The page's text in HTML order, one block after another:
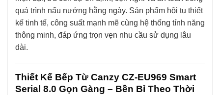
quá trình nấu nướng hằng ngày. Sản phẩm hội tụ thiết
kế tinh tế, công suất mạnh mẽ cùng hệ thống tính năng
thông minh, đáp ứng trọn vẹn nhu cầu sử dụng lâu
dài.
Thiết Kế Bếp Từ Canzy CZ-EU969 Smart
Serial 8.0 Gọn Gàng – Bền Bỉ Theo Thời